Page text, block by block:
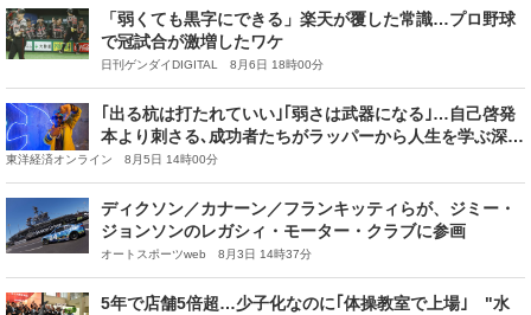
「弱くても黒字にできる」楽天が覆した常識…プロ野球
で冠試合が激増したワケ
日刊ゲンダイDIGITAL 8月6日 18時00分
｢出る杭は打たれていい｣｢弱さは武器になる｣…自己啓発
本より刺さる､成功者たちがラッパーから人生を学ぶ深い
理由
東洋経済オンライン 8月5日 14時00分
ディクソン／カナーン／フランキッティらが、ジミー・
ジョンソンのレガシィ・モーター・クラブに参画
オートスポーツweb 8月3日 14時37分
5年で店舗5倍超…少子化なのに｢体操教室で上場｣ "水